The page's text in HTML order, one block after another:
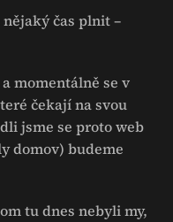
čas plnit –
a momentálně se v
čekají na svou
jsme se proto web
domov) budeme
tu dnes nebyli my,